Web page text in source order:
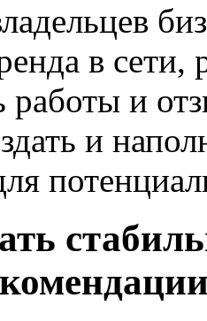
в сети,
работы и
и